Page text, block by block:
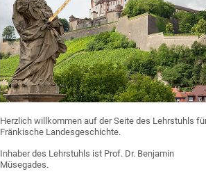
Herzlich willkommen auf der Seite des Lehrstuhls
Fränkische Landesgeschichte.
Inhaber des Lehrstuhls ist Prof. Dr. Benjamin
Müsegades.